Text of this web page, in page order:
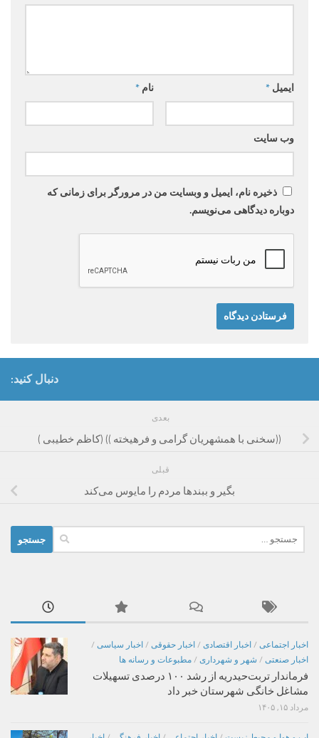
نام * ایمیل *
وب‌ سایت
ذخیره نام، ایمیل و وبسایت من در مرورگر برای زمانی که
دوباره دیدگاهی می‌نویسم.
دنبال کنید:
بعدی
((سخنی با همشهریان گرامی و فرهیخته )) (کاظم خطیبی )
قبلی
بگیر و ببندها مردم را مایوس می‌کند
برای:
اخبار اجتماعی / اخبار اقتصادی / اخبار حقوقی / اخبار سیاسی /
اخبار صنعتی / شهر و شهرداری / مطبوعات و رسانه ها
فرماندار تربت‌حیدریه از رشد ۱۰۰ درصدی تسهیلات
مشاغل خانگی شهرستان خبر داد
مرداد ۱۵, ۱۴۰۵